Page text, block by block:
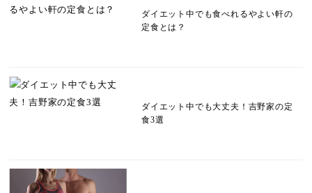
ダイエット中でも食べれるやよい軒の
定食とは？
ダイエット中でも大丈夫！吉野家の定
食3選